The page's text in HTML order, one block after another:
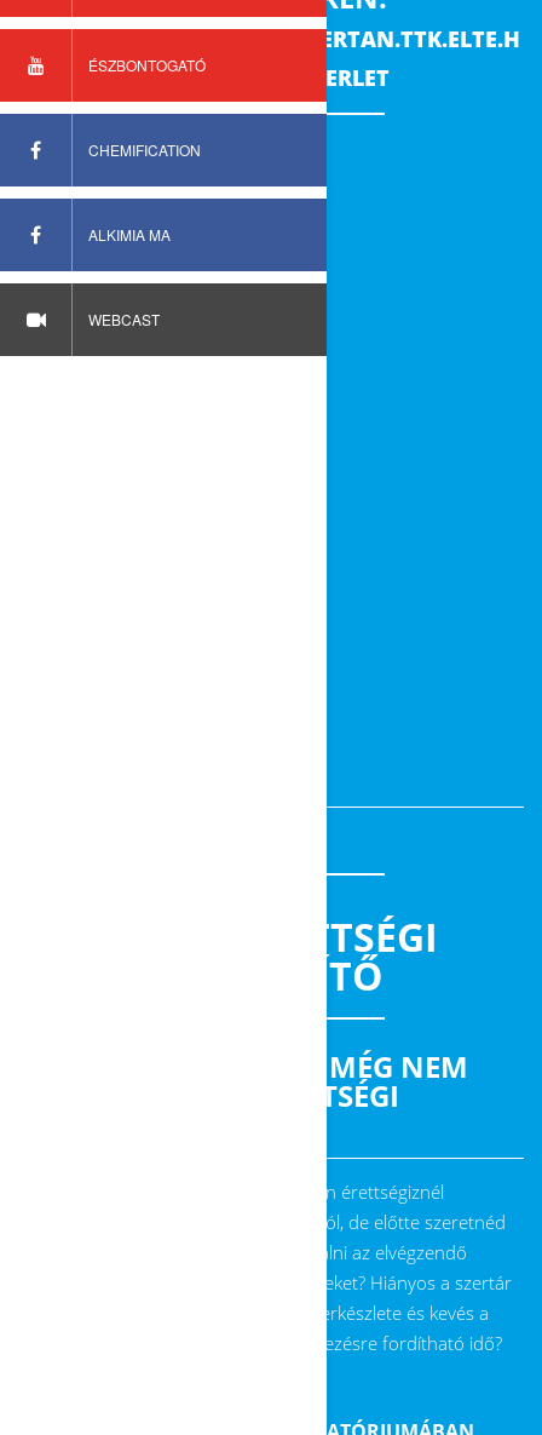
ÉSZBONTOGATÓ
CHEMIFICATION
ALKIMIA MA
WEBCAST
HTTPS://KEMIASZAKMODSZERTAN.TTK.ELTE.H
U/ERETTSEGIKISERLET
KÉMIA ÉRETTSÉGI
ELŐKÉSZÍTŐ
TUDOD A KÉMIÁT, DE MÉG NEM
VÉGEZTED EL AZ ÉRETTSÉGI
Szívesen érettségiznél
kémiából, de előtte szeretnéd
kipróbálni az elvégzendő
kísérleteket? Hiányos a szertár
vegyszerkészlete és kevés a
kísérletezésre fordítható idő?